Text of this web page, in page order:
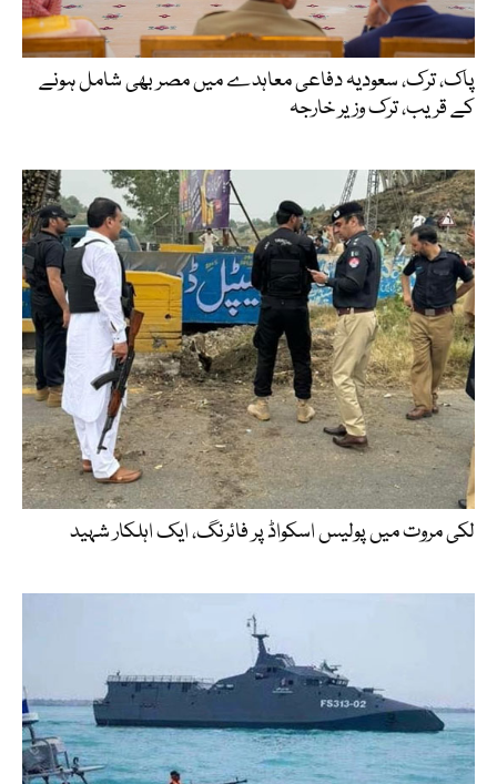
پاک، ترک، سعودیہ دفاعی معاہدے میں مصر بھی شامل ہونے
کے قریب، ترک وزیر خارجہ
لکی مروت میں پولیس اسکواڈ پر فائرنگ، ایک اہلکار شہید